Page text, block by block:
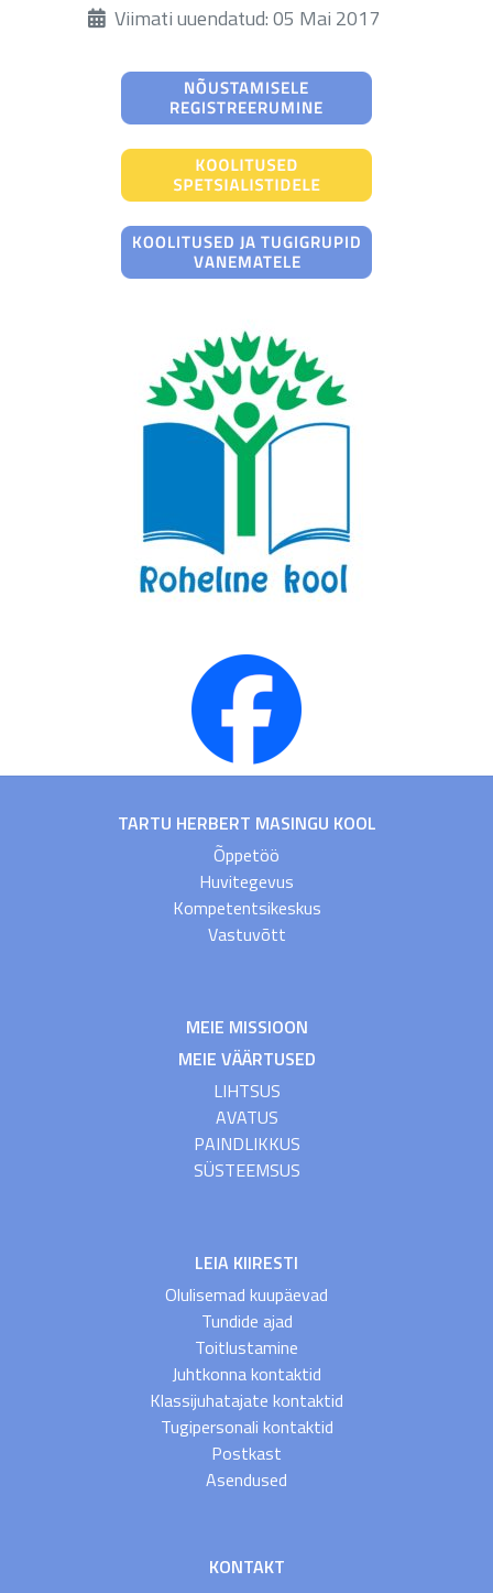
ÜksikasjadViimati uuendatud: 05 Mai 2017
TARTU HERBERT MASINGU KOOL
Õppetöö
Huvitegevus
Kompetentsikeskus
Vastuvõtt
MEIE MISSIOON
MEIE VÄÄRTUSED
LIHTSUS
AVATUS
PAINDLIKKUS
SÜSTEEMSUS
LEIA KIIRESTI
Olulisemad kuupäevad
Tundide ajad
Toitlustamine
Juhtkonna kontaktid
Klassijuhatajate kontaktid
Tugipersonali kontaktid
Postkast
Asendused
KONTAKT